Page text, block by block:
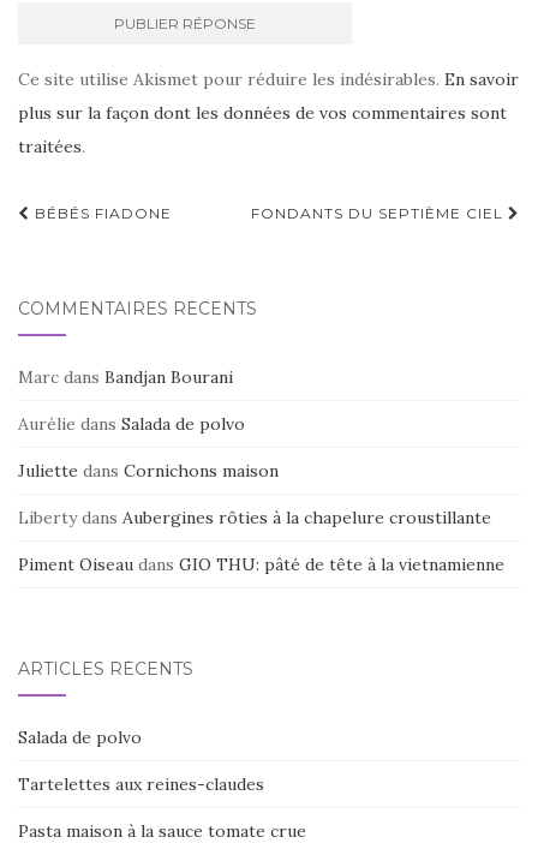
Ce site utilise Akismet pour réduire les indésirables. En savoir
plus sur la façon dont les données de vos commentaires sont
traitées.
Navigation
BÉBÉS FIADONE FONDANTS DU SEPTIÈME CIEL
COMMENTAIRES RÉCENTS
Marc dans Bandjan Bourani
Aurélie dans Salada de polvo
Juliette dans Cornichons maison
Libertydans Aubergines rôties à la chapelure croustillante
Piment Oiseau dans GIO THU: pâté de tête à la vietnamienne
ARTICLES RÉCENTS
Salada de polvo
Tartelettes aux reines-claudes
Pasta maison à la sauce tomate crue